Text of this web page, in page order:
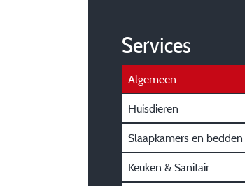
Services
Algemeen
Huisdieren
Slaapkamers en bedden
Keuken & Sanitair